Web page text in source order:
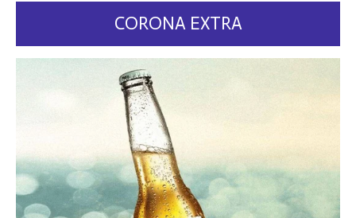
CORONA EXTRA